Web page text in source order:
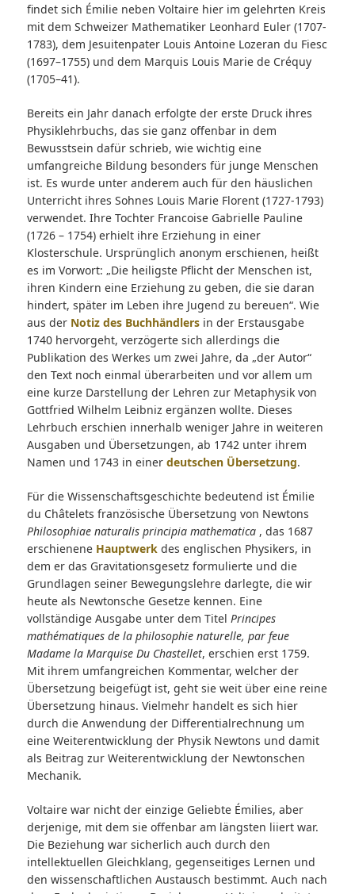
findet sich Émilie neben Voltaire hier im gelehrten Kreis
mit dem Schweizer Mathematiker Leonhard Euler (1707-
1783), dem Jesuitenpater Louis Antoine Lozeran du Fiesc
(1697–1755) und dem Marquis Louis Marie de Créquy
(1705–41).
Bereits ein Jahr danach erfolgte der erste Druck ihres
Physiklehrbuchs, das sie ganz offenbar in dem
Bewusstsein dafür schrieb, wie wichtig eine
umfangreiche Bildung besonders für junge Menschen
ist. Es wurde unter anderem auch für den häuslichen
Unterricht ihres Sohnes Louis Marie Florent (1727-1793)
verwendet. Ihre Tochter Francoise Gabrielle Pauline
(1726 – 1754) erhielt ihre Erziehung in einer
Klosterschule. Ursprünglich anonym erschienen, heißt
es im Vorwort: „Die heiligste Pflicht der Menschen ist,
ihren Kindern eine Erziehung zu geben, die sie daran
hindert, später im Leben ihre Jugend zu bereuen“. Wie
aus der Notiz des Buchhändlersin der Erstausgabe
1740 hervorgeht, verzögerte sich allerdings die
Publikation des Werkes um zwei Jahre, da „der Autor“
den Text noch einmal überarbeiten und vor allem um
eine kurze Darstellung der Lehren zur Metaphysik von
Gottfried Wilhelm Leibniz ergänzen wollte. Dieses
Lehrbuch erschien innerhalb weniger Jahre in weiteren
Ausgaben und Übersetzungen, ab 1742 unter ihrem
Namen und 1743 in einer deutschen Übersetzung.
Für die Wissenschaftsgeschichte bedeutend ist Émilie
du Châtelets französische Übersetzung von Newtons
Philosophiae naturalis principia mathematica , das 1687
erschienene Hauptwerkdes englischen Physikers, in
dem er das Gravitationsgesetz formulierte und die
Grundlagen seiner Bewegungslehre darlegte, die wir
heute als Newtonsche Gesetze kennen. Eine
vollständige Ausgabe unter dem Titel Principes
mathématiques de la philosophie naturelle, par feue
Madame la Marquise Du Chastellet, erschien erst 1759.
Mit ihrem umfangreichen Kommentar, welcher der
Übersetzung beigefügt ist, geht sie weit über eine reine
Übersetzung hinaus. Vielmehr handelt es sich hier
durch die Anwendung der Differentialrechnung um
eine Weiterentwicklung der Physik Newtons und damit
als Beitrag zur Weiterentwicklung der Newtonschen
Mechanik.
Voltaire war nicht der einzige Geliebte Émilies, aber
derjenige, mit dem sie offenbar am längsten liiert war.
Die Beziehung war sicherlich auch durch den
intellektuellen Gleichklang, gegenseitiges Lernen und
den wissenschaftlichen Austausch bestimmt. Auch nach